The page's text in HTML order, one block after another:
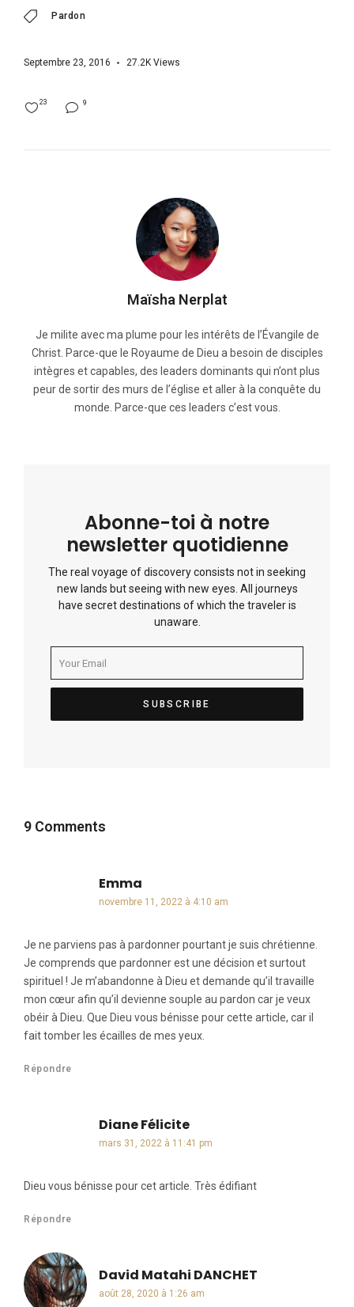
Pardon
Septembre 23, 2016 27.2K Views
9
23
Maïsha Nerplat
Je milite avec ma plume pour les intérêts de l’Évangile de
Christ. Parce-que le Royaume de Dieu a besoin de disciples
intègres et capables, des leaders dominants qui n’ont plus
peur de sortir des murs de l’église et aller à la conquête du
monde. Parce-que ces leaders c’est vous.
Abonne-toi à notre
newsletter quotidienne
The real voyage of discovery consists not in seeking
new lands but seeing with new eyes. All journeys
have secret destinations of which the traveler is
unaware.
9 Comments
Emma
novembre 11, 2022 à 4:10 am
Je ne parviens pas à pardonner pourtant je suis chrétienne.
Je comprends que pardonner est une décision et surtout
spirituel ! Je m’abandonne à Dieu et demande qu’il travaille
mon cœur afin qu’il devienne souple au pardon car je veux
obéir à Dieu. Que Dieu vous bénisse pour cette article, car il
fait tomber les écailles de mes yeux.
Répondre
Diane Félicitedit :
mars 31, 2022 à 11:41 pm
Dieu vous bénisse pour cet article. Très édifiant
Répondre
David Matahi DANCHET
août 28, 2020 à 1:26 am